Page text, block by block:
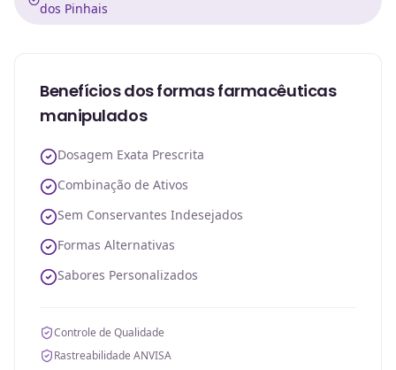
dos Pinhais
Benefícios dos formas farmacêuticas
manipulados
Dosagem Exata Prescrita
Combinação de Ativos
Sem Conservantes Indesejados
Formas Alternativas
Sabores Personalizados
Controle de Qualidade
Rastreabilidade ANVISA